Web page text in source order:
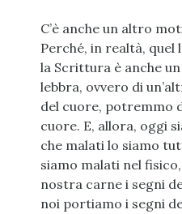
C’è anche un altro
Perché, in realtà, quel
la Scrittura è anche
lebbra, ovvero di
del cuore, potremmo
cuore. E, allora, oggi
che malati lo siamo
siamo malati nel
nostra carne i segni
noi portiamo i segni